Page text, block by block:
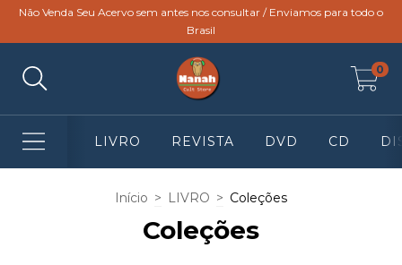
Não Venda Seu Acervo sem antes nos consultar / Enviamos para todo o
Brasil
0
LIVRO REVISTA DVD CD
Início > LIVRO > Coleções
Coleções